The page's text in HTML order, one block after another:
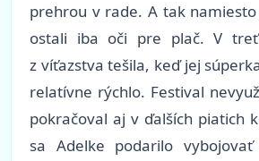
prehrou v rade. A tak
ostali iba oči pre plač. V
z víťazstva tešila, keď jej
relatívne rýchlo. Festival
pokračoval aj v ďalších piatich
sa Adelke podarilo